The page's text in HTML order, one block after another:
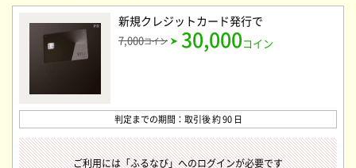
新規クレジットカード発行で
7,000コイン 30,000コイン
判定までの期間：取引後 約 90 日
ご利用には「ふるなび」へのログインが必要です